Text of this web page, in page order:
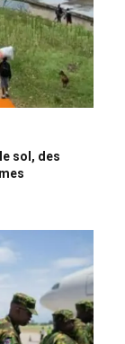
sol, des